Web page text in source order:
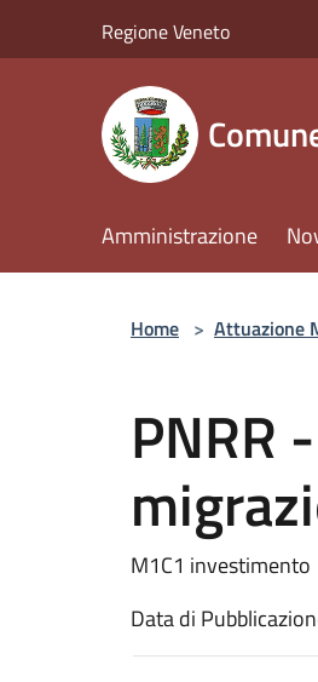
Regione Veneto
Amministrazione
Home > Attuazione
PNRR
M1C1 investimento
Data di